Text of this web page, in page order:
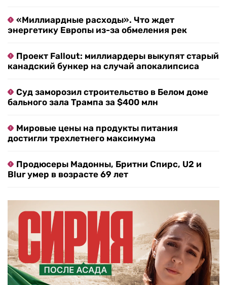
«Миллиардные расходы». Что ждет
энергетику Европы из-за обмеления рек
Проект Fallout: миллиардеры выкупят старый
канадский бункер на случай апокалипсиса
Суд заморозил строительство в Белом доме
бального зала Трампа за $400 млн
Мировые цены на продукты питания
достигли трехлетнего максимума
Продюсеры Мадонны, Бритни Спирс, U2 и
Blur умер в возрасте 69 лет